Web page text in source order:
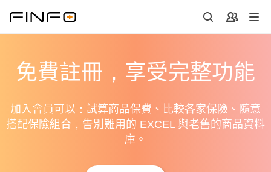
免費註冊，享受完整功能
加入會員可以：試算商品保費、比較各家保險、隨意
搭配保險組合，告別難用的 EXCEL 與老舊的商品資料
庫。